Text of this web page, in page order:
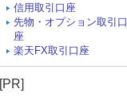
信用取引口座
先物・オプション取引口
座
楽天FX取引口座
[PR]